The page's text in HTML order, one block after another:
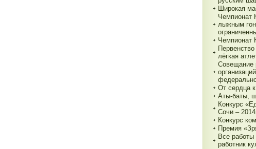
Широкая
Чемпионат
лыжным
Чемпионат
лёгкая
Совещание
От сердца
Аты-баты,
Конкурс
Сочи –
Конкурс
Премия
Все
работник